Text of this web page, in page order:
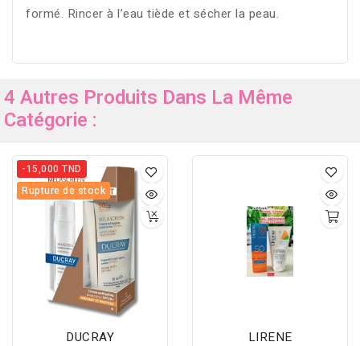
formé. Rincer à l’eau tiède et sécher la peau.
4 Autres Produits Dans La Même
Catégorie :
-15,000 TND
Rupture de stock
DUCRAY LIRENE